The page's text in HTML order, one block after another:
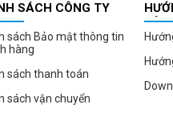
SÁCH CÔNG TY
sách Bảo mật thông tin
hàng
sách thanh toán
sách vận chuyển